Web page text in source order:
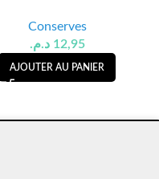
Conserves
12,95 د.م.
AJOUTER AU PANIER